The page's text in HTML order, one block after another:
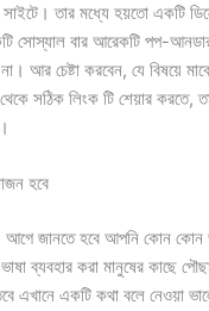
সাইটে। তার মধ্যে হয়তো একটি
সোস্যাল বার আরেকটি পপ-
আর চেষ্টা করবেন, যে বিষয়ে
সঠিক লিংক টি শেয়ার করতে,
হবে
আগে জানতে হবে আপনি কোন কোন
ব্যবহার করা মানুষের কাছে
এখানে একটি কথা বলে নেওয়া